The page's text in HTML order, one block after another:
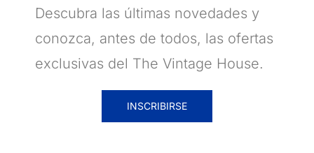
Descubra las últimas novedades y
conozca, antes de todos, las ofertas
exclusivas del The Vintage House.
INSCRIBIRSE